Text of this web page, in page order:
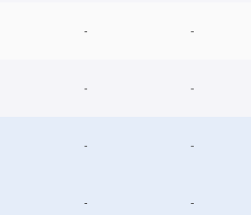
- -
- -
- -
- -